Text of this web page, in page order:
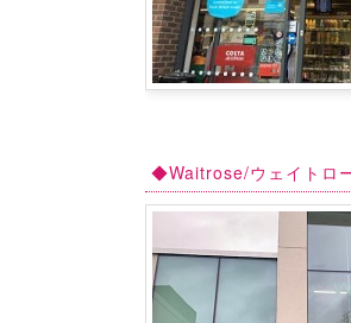
◆Waitrose/ウェイトロ